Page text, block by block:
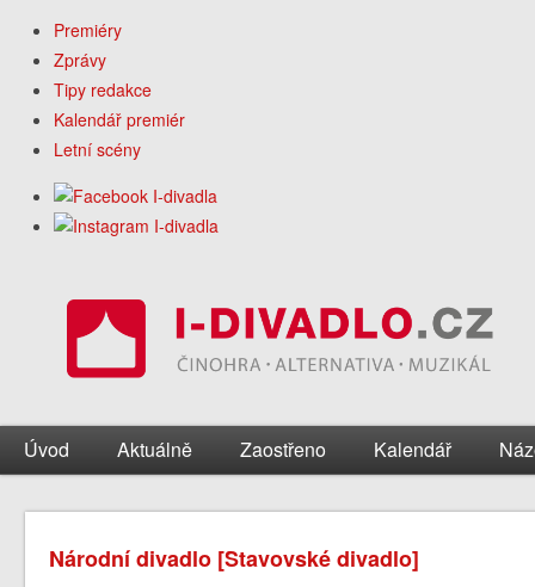
Premiéry
Zprávy
Tipy redakce
Kalendář premiér
Letní scény
Úvod Aktuálně Zaostřeno Kalendář
Národní divadlo [Stavovské divadlo]